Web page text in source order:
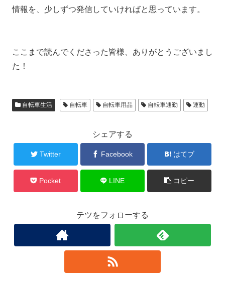
情報を、少しずつ発信していければと思っています。
ここまで読んでくださった皆様、ありがとうございまし
た！
自転車生活 自転車 自転車用品 自転車通勤 運動
シェアする
Twitter Facebook はてブ
Pocket LINE コピー
テツをフォローする